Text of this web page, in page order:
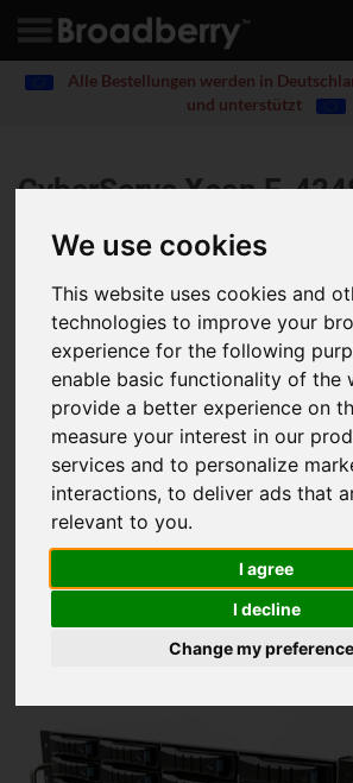
We use cookies
This website uses cookies and
technologies to improve your
experience for the following
enable basic functionality of the
provide a better experience on
measure your interest in our
services and to personalize
interactions,to deliver ads that
relevant to you.
I agree
I decline
Change my
Alle Bestellungen werden in
und unterstützt
CyberServe Xeon E-
4U Intel Xeon E 2400 Series, Single
Swap SAS/SATA Drive Bays
4U 24 Bay Rackmount Chassis
Single Intel Xeon E processor (Socket
4x DDR5 4800 UDIMM, Maximum up to
24x 3.5" Hot swap drive bays
2x Rear 2.5" Hot swap drive bays
1x M.2 connector (2280/2260/2242)
Configurable with 1x Intel Intel Xeon E-
Xeon 6 Series Processors
Supports up to 4 modules of DDR5 ECC
2x PCI Express Expansion Slots